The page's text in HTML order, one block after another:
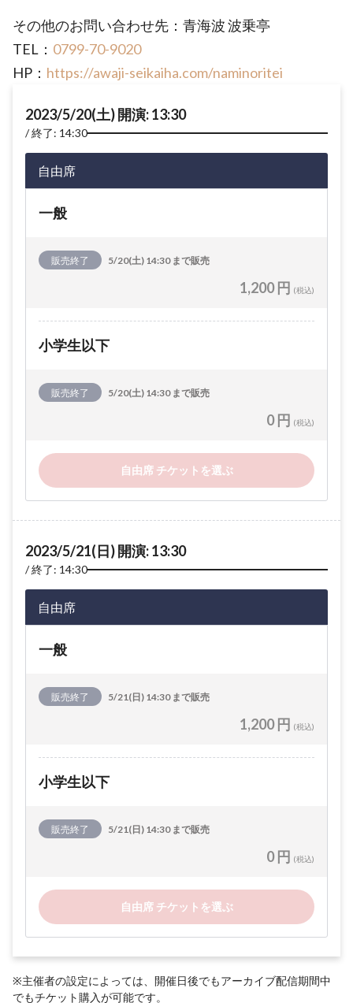
その他のお問い合わせ先：青海波 波乗亭
TEL： 0799-70-9020
HP： https://awaji-seikaiha.com/naminoritei
2023/5/20(土) 開演: 13:30
終了: 14:30
自由席
一般
販売終了 5/20(土) 14:30 まで販売
1,200 円 (税込)
小学生以下
販売終了 5/20(土) 14:30 まで販売
0 円 (税込)
自由席 チケットを選ぶ
2023/5/21(日) 開演: 13:30
終了: 14:30
自由席
一般
販売終了 5/21(日) 14:30 まで販売
1,200 円 (税込)
小学生以下
販売終了 5/21(日) 14:30 まで販売
0 円 (税込)
自由席 チケットを選ぶ
※主催者の設定によっては、開催日後でもアーカイブ配信期間中
でもチケット購入が可能です。